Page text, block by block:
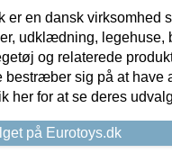
er en dansk virksomhed
udklædning, legehuse,
og relaterede
bestræber sig på at
her for at se deres
på Eurotoys.dk